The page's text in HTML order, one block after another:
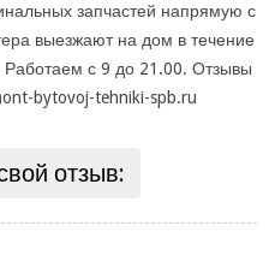
запчастей напрямую с
выезжают на дом в течение
Работаем с 9 до 21.00. Отзывы
bytovoj-tehniki-spb.ru
отзыв: